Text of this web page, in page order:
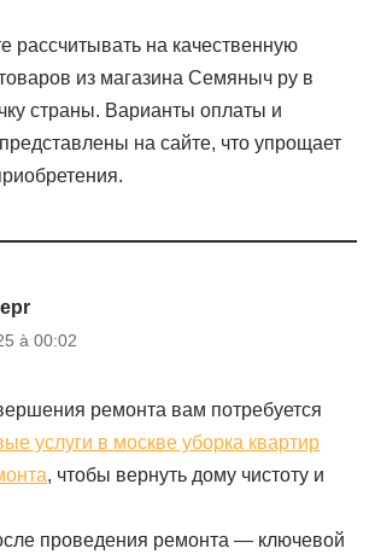
рассчитывать на качественную
из магазина Семяныч ру в
страны. Варианты оплаты и
на сайте, что упрощает
à 00:02
ремонта вам потребуется
услуги в москве уборка квартир
, чтобы вернуть дому чистоту и
проведения ремонта — ключевой